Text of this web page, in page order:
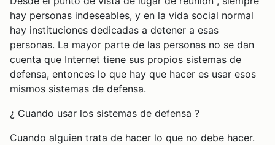
hay personas indeseables, y en la vida social normal
hay instituciones dedicadas a detener a esas
personas. La mayor parte de las personas no se dan
cuenta que Internet tiene sus propios sistemas de
defensa, entonces lo que hay que hacer es usar esos
mismos sistemas de defensa.
¿ Cuando usar los sistemas de defensa ?
Cuando alguien trata de hacer lo que no debe hacer.